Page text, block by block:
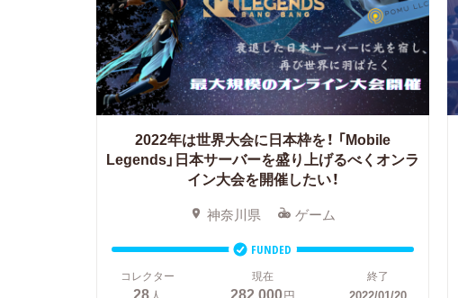
2022年は世界大会に日本枠を！ 「Mobile
Legends」日本サーバーを盛り上げるべくオンラ
イン大会を開催したい！
神奈川県 ゲーム
FUNDED
コレクター
現在 終了